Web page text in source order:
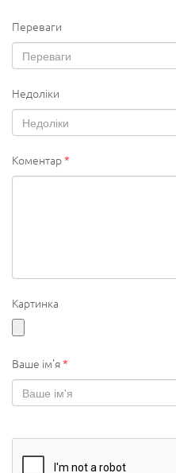
Переваги
Недоліки
Коментар*
Картинка
Ваше ім'я*